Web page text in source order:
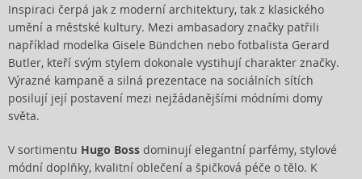
Inspiraci čerpá jak z moderní architektury, tak z klasického
umění a městské kultury. Mezi ambasadory značky patřili
například modelka Gisele Bündchen nebo fotbalista Gerard
Butler, kteří svým stylem dokonale vystihují charakter značky.
Výrazné kampaně a silná prezentace na sociálních sítích
posilují její postavení mezi nejžádanějšími módními domy
světa.
V sortimentu Hugo Boss dominují elegantní parfémy, stylové
módní doplňky, kvalitní oblečení a špičková péče o tělo. K